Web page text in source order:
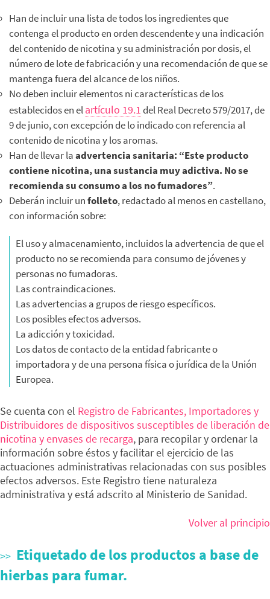
Han de incluir una lista de todos los ingredientes que
contenga el producto en orden descendente y una indicación
del contenido de nicotina y su administración por dosis, el
número de lote de fabricación y una recomendación de que se
mantenga fuera del alcance de los niños.
No deben incluir elementos ni características de los
establecidos en elartículo 19.1 del Real Decreto 579/2017, de
9 de junio, con excepción de lo indicado con referencia al
contenido de nicotina y los aromas.
Han de llevar laadvertencia sanitaria: “Este producto
contiene nicotina, una sustancia muy adictiva. No se
recomienda su consumo a los no fumadores”.
Deberán incluir unfolleto, redactado al menos en castellano,
con información sobre:
El uso y almacenamiento, incluidos la advertencia de que el
producto no se recomienda para consumo de jóvenes y
personas no fumadoras.
Las contraindicaciones.
Las advertencias a grupos de riesgo específicos.
Los posibles efectos adversos.
La adicción y toxicidad.
Los datos de contacto de la entidad fabricante o
importadora y de una persona física o jurídica de la Unión
Europea.
Se cuenta con el Registro de Fabricantes, Importadores y
Distribuidores de dispositivos susceptibles de liberación de
nicotina y envases de recarga, para recopilar y ordenar la
información sobre éstos y facilitar el ejercicio de las
actuaciones administrativas relacionadas con sus posibles
efectos adversos. Este Registro tiene naturaleza
administrativa y está adscrito al Ministerio de Sanidad.
Volver al principio
Etiquetado de los productos a base de
hierbas para fumar.